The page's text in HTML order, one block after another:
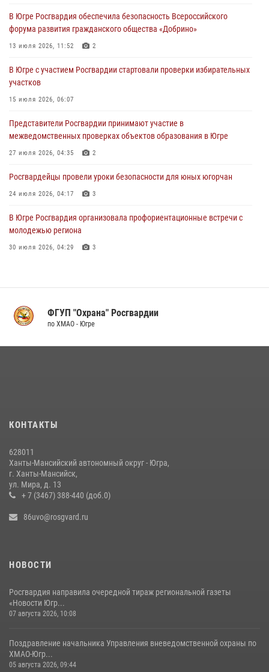
Росгвардейцы провели уроки безопасности для юных югорчан
24 июля 2026, 04:17
вневедомственной охраны с начала года
18 июля 2026, 11:46
участков
В Югре Росгвардия обеспечила безопасность Всероссийского
форума развития гражданского общества «Добрино»
13 июля 2026, 11:52 2
В Югре с участием Росгвардии стартовали проверки избирательных
участков
15 июля 2026, 06:07
Представители Росгвардии принимают участие в
межведомственных проверках объектов образования в Югре
27 июля 2026, 04:35 2
Росгвардейцы провели уроки безопасности для юных югорчан
24 июля 2026, 04:17 3
В Югре Росгвардия организовала профориентационные встречи с
молодежью региона
30 июля 2026, 04:29 3
05 августа 2026, 09:44 2
За минувшую неделю сотрудники Росгвардии пресекли более 100
преступлений и правонарушений в Югре
27 июля 2026, 11:42
ФГУП "Охрана" Росгвардии
по ХМАО - Югре
КОНТАКТЫ
628011
Ханты-Мансийский автономный округ - Югра,
г. Ханты-Мансийск,
ул. Мира, д. 13
+ 7 (3467) 388-440 (доб.0)
86uvo@rosgvard.ru
НОВОСТИ
Росгвардия направила очередной тираж региональной газеты
«Новости Югр...
07 августа 2026, 10:08
Поздравление начальника Управления вневедомственной охраны по
ХМАО-Югр...
05 августа 2026, 09:44